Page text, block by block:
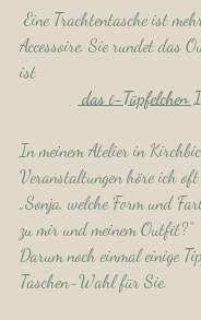
Accessoire. Sie rundet das
ist
das i-Tüpfelchen
In meinem Atelier in
Veranstaltungen höre ich
„Sonja, welche Form und
zu mir und meinem Outfit?“
Darum noch einmal einige
Taschen-Wahl für Sie.